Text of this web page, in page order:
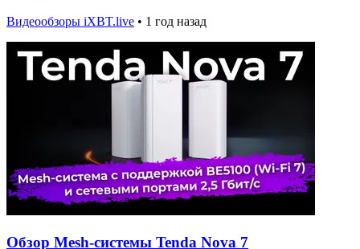
Видеообзоры iXBT.live • 1 год назад
Обзор Mesh-системы Tenda Nova 7